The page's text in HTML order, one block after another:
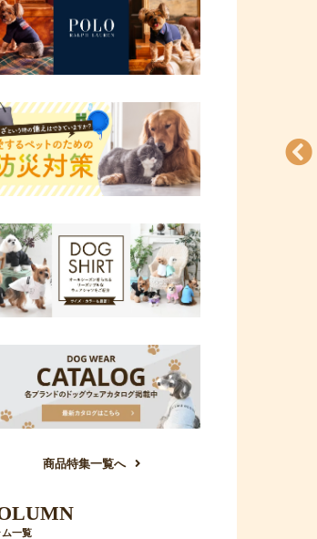
スタジャ
アシュレイ）フード付き中
綿ベスト
￥5,500
商品特集一覧へ
ム一覧